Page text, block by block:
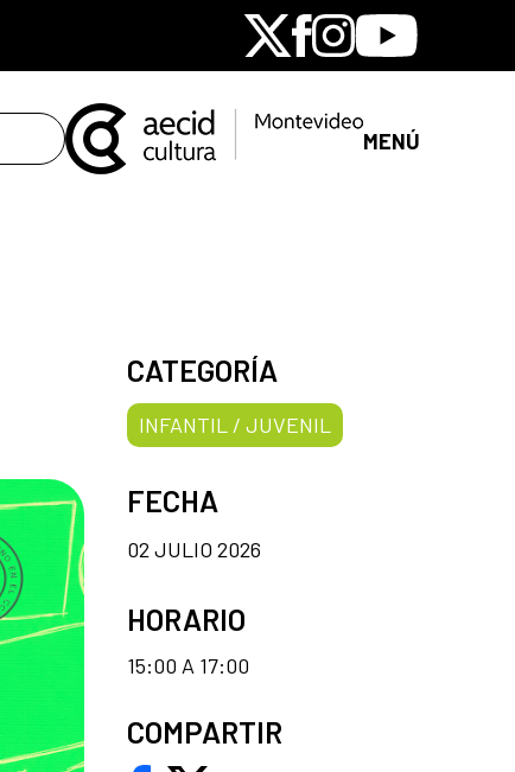
X Facebook
Instagram
Youtube
MENÚ
CATEGORÍA
INFANTIL / JUVENIL
FECHA
02 JULIO 2026
HORARIO
15:00 A 17:00
COMPARTIR